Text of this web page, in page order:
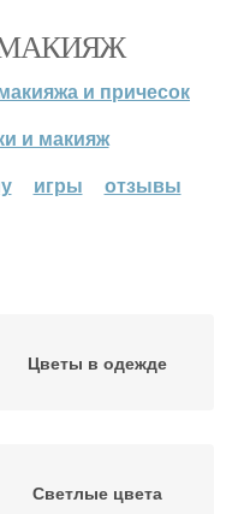
и причесок
и макияж
игры отзывы
Цветы в одежде
Светлые цвета